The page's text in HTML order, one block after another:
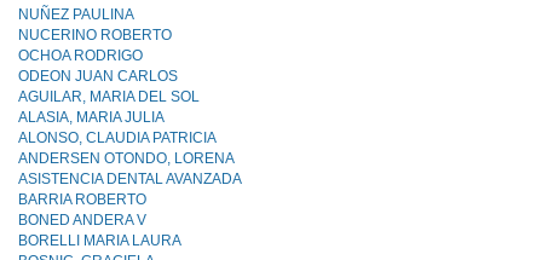
NUÑEZ PAULINA
NUCERINO ROBERTO
OCHOA RODRIGO
ODEON JUAN CARLOS
AGUILAR, MARIA DEL SOL
ALASIA, MARIA JULIA
ALONSO, CLAUDIA PATRICIA
ANDERSEN OTONDO, LORENA
ASISTENCIA DENTAL AVANZADA
BARRIA ROBERTO
BONED ANDERA V
BORELLI MARIA LAURA